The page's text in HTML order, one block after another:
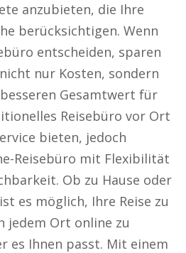
anzubieten, die Ihre
berücksichtigen. Wenn
entscheiden, sparen
nur Kosten, sondern
Gesamtwert für
Reisebüro vor Ort
bieten, jedoch
Reisebüro mit Flexibilität
Ob zu Hause oder
es möglich, Ihre Reise zu
jedem Ort online zu
es Ihnen passt. Mit einem